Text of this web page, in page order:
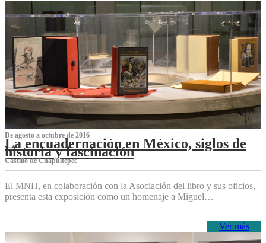
De agosto a octubre de 2016
La encuadernación en México, siglos de
historia y fascinación
Castillo de Chapultepec
El MNH, en colaboración con la Asociación del libro y sus oficios,
presenta esta exposición como un homenaje a Miguel…
Ver más